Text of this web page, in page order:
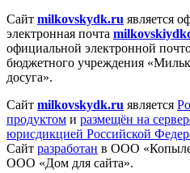
Сайт milkovskydk.ru является
электронная почта
официальной электронной
бюджетного учреждения
досуга».
Сайт milkovskydk.ru является
продуктом и размещён на
юрисдикцией Российской
Сайт разработан в ООО
ООО «Дом для сайта».